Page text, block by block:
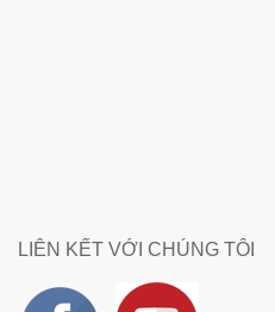
LIÊN KẾT VỚI CHÚNG TÔI